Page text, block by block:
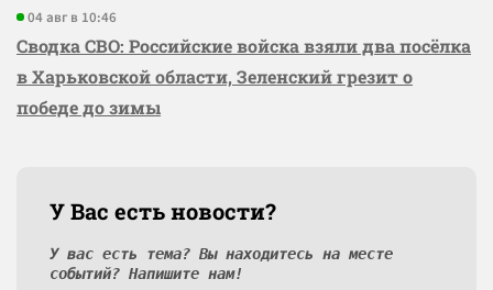
04 авг в 10:46
Сводка СВО: Российские войска взяли два посёлка
в Харьковской области, Зеленский грезит о
победе до зимы
У Вас есть новости?
У вас есть тема? Вы находитесь на месте
событий? Напишите нам!